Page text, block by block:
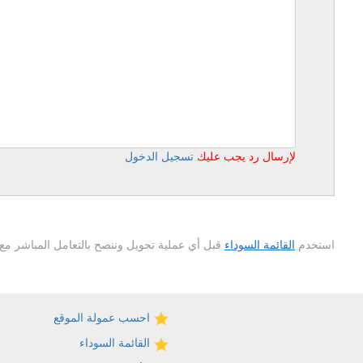
لإرسال رد يجب عليكتسجيل الدخول
استخدم القائمة السوداء قبل أي عملية تحويل وننصح بالتعامل المباشر
احسب عمولة الموقع
القائمة السوداء